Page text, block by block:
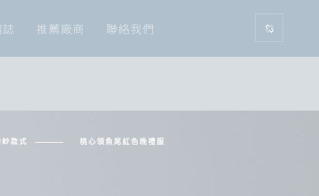
推薦廠商 聯絡我們
紗款式 桃心領魚尾紅色晚禮服